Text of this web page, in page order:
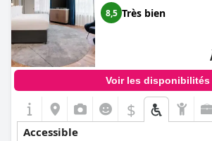
pratique et accessible et de son engagement
divers besoins d'accessibilité.
trouver et le parking pour personnes
excellent.
8,5 Très bien
Voir les disponibilités
$
Accessible